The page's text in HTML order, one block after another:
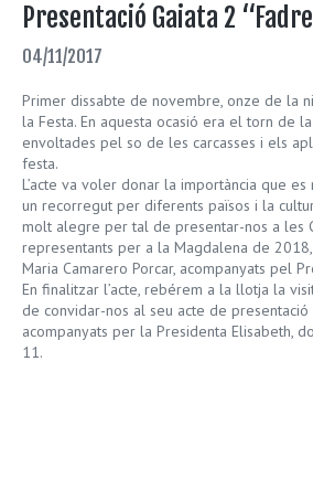
Presentació Gaiata 2
04/11/2017
Primer dissabte de novembre, onze de la
la Festa. En aquesta ocasió era el torn de
envoltades pel so de les carcasses i els
festa.
L’acte va voler donar la importància que
un recorregut per diferents països i la
molt alegre per tal de presentar-nos a les
representants per a la Magdalena de
Maria Camarero Porcar, acompanyats pel
En finalitzar l’acte, rebérem a la llotja la
de convidar-nos al seu acte de
acompanyats per la Presidenta Elisabeth,
11.